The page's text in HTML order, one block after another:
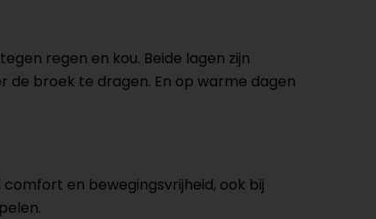
regen en kou. Beide lagen zijn
de broek te dragen. En op warme dagen
en bewegingsvrijheid, ook bij